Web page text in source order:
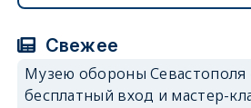
Свежее
Музею обороны Севастополя
бесплатный вход и мастер-